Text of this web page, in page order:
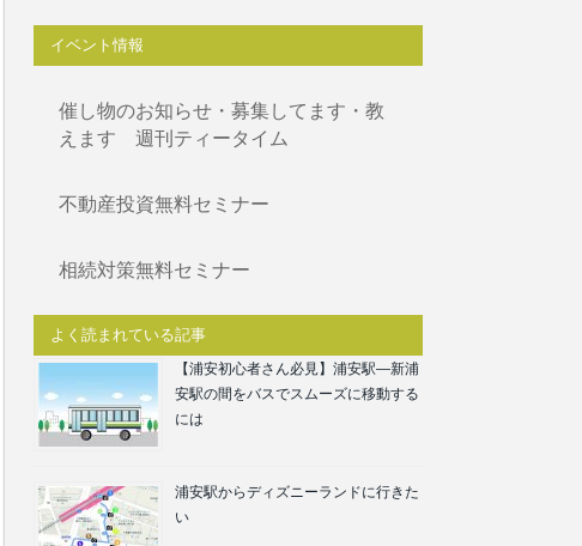
イベント情報
催し物のお知らせ・募集してます・教
えます 週刊ティータイム
不動産投資無料セミナー
相続対策無料セミナー
よく読まれている記事
【浦安初心者さん必見】浦安駅―新浦
安駅の間をバスでスムーズに移動する
には
浦安駅からディズニーランドに行きた
い